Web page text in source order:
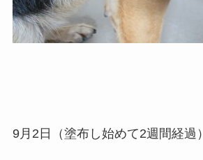
9月2日（塗布し始めて2週間経過）